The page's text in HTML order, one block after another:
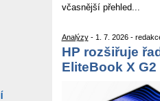
včasnější přehled...
Analýzy- 1. 7. 2026 -
HP rozšiřuje
EliteBook X G2